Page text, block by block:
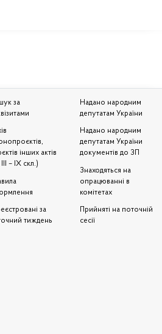
за
інших актів
III – IX скл.)
за
тиждень
Надано народним
депутатам України
Надано народним
депутатам України
документів до ЗП
Знаходяться на
опрацюванні в
комітетах
Прийняті на поточній
сесії